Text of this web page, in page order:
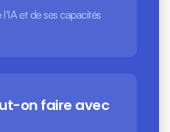
et de ses capacités
on faire avec